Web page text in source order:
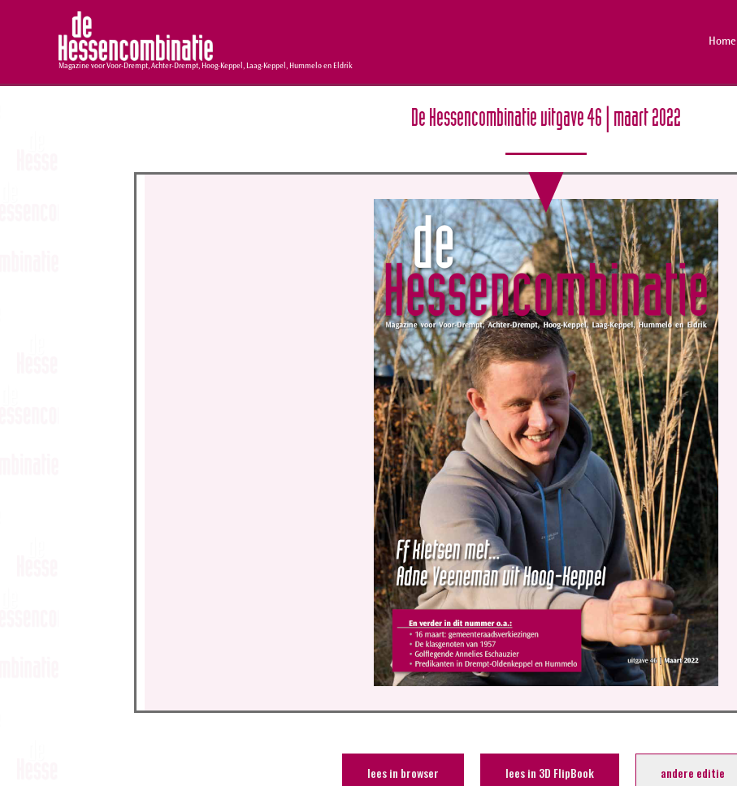
Magazine voor Voor-Drempt, Achter-Drempt, Hoog-Keppel, Laag-Keppel, Hummelo en Eldrik
Home
De Hessencombinatie uitgave 46 | maart 2022
lees in browser lees in 3D FlipBook andere editie